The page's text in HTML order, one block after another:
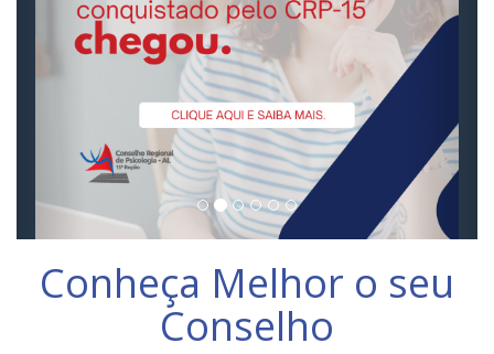
Conheça Melhor o seu
Conselho